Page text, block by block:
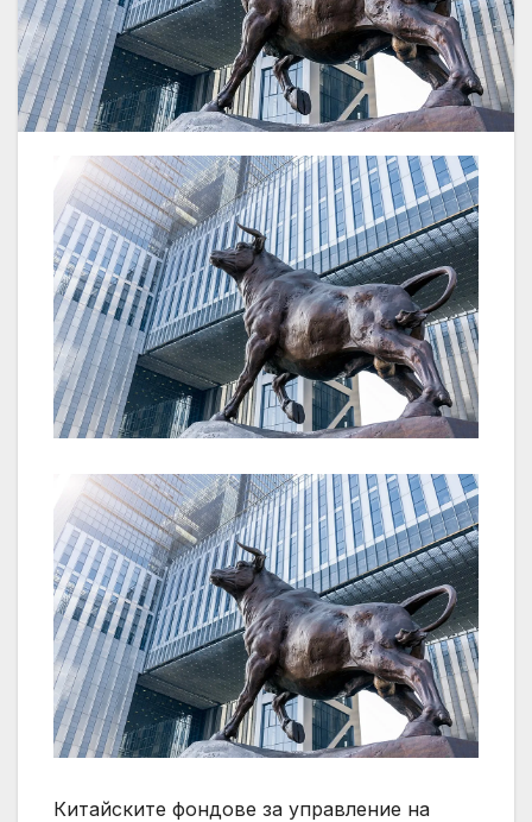
Китайските фондове за управление на